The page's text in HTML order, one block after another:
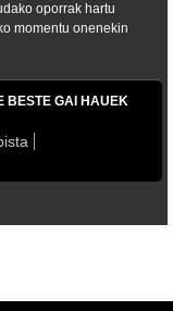
oporrak hartu
momentu onenekin
BESTE GAI HAUEK